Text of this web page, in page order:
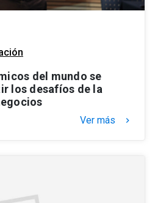
del mundo se
los desafíos de la
Ver más keyboard_arrow_right